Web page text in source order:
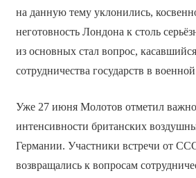
на данную тему уклонились,
неготовность Лондона к столь
из основных стал вопрос,
сотрудничества государств в
Уже 27 июня Молотов отметил
интенсивности британских
Германии. Участники встречи от
возвращались к вопросам